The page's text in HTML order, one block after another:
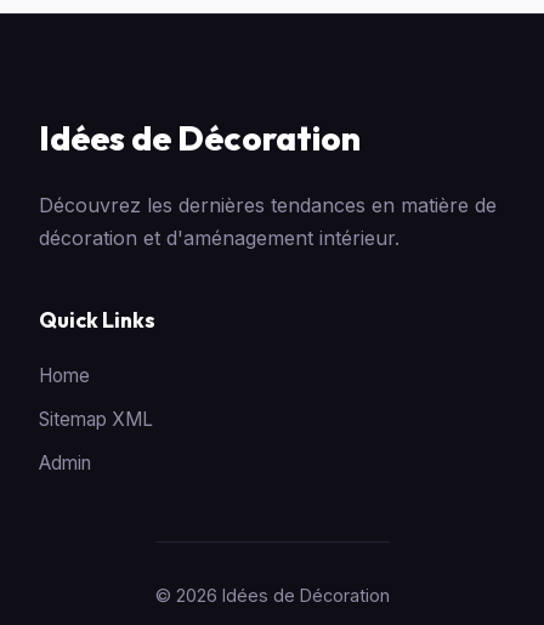
Idées de Décoration
Découvrez les dernières tendances en matière de
décoration et d'aménagement intérieur.
Quick Links
Home
Sitemap XML
Admin
© 2026 Idées de Décoration